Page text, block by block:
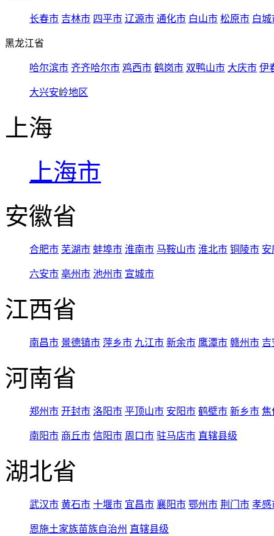
长春市 吉林市 四平市 辽源市 通化市 白山市 松原市 白城
黑龙江省
哈尔滨市 齐齐哈尔市 鸡西市 鹤岗市 双鸭山市 大庆市 伊
大兴安岭地区
上海
上海市
安徽省
合肥市 芜湖市 蚌埠市 淮南市 马鞍山市 淮北市 铜陵市 安
六安市 亳州市 池州市 宣城市
江西省
南昌市 景德镇市 萍乡市 九江市 新余市 鹰潭市 赣州市 吉
河南省
郑州市 开封市 洛阳市 平顶山市 安阳市 鹤壁市 新乡市 焦
南阳市 商丘市 信阳市 周口市 驻马店市 直辖县级
湖北省
武汉市 黄石市 十堰市 宜昌市 襄阳市 鄂州市 荆门市 孝感
恩施土家族苗族自治州 直辖县级